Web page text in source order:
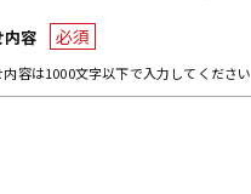
内容 必須
容は1000文字以下で入力してください